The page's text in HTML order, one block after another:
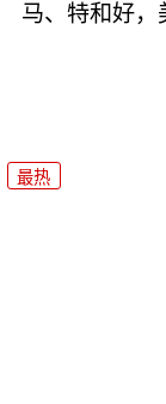
马、特和好，
最热